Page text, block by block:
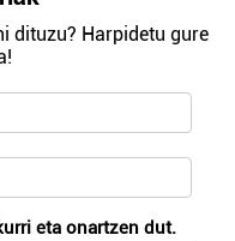
dituzu? Harpidetu gure
eta onartzen dut.